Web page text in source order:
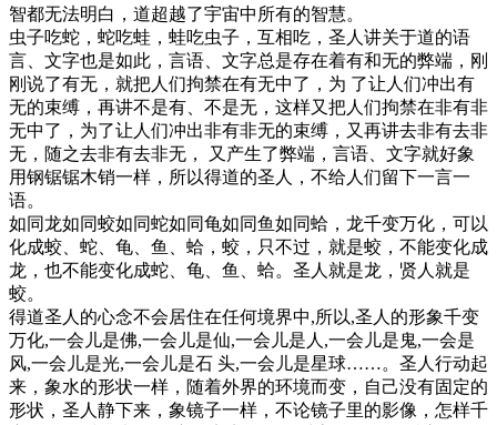
智都无法明白，道超越了宇宙中所有的智慧。
虫子吃蛇，蛇吃蛙，蛙吃虫子，互相吃，圣人讲关于道的语
言、文字也是如此，言语、文字总是存在着有和无的弊端，刚
刚说了有无，就把人们拘禁在有无中了，为 了让人们冲出有
无的束缚，再讲不是有、不是无，这样又把人们拘禁在非有非
无中了，为了让人们冲出非有非无的束缚，又再讲去非有去非
无，随之去非有去非无， 又产生了弊端，言语、文字就好象
用钢锯锯木销一样，所以得道的圣人，不给人们留下一言一
语。
如同龙如同蛟如同蛇如同龟如同鱼如同蛤，龙千变万化，可以
化成蛟、蛇、龟、鱼、蛤，蛟，只不过，就是蛟，不能变化成
龙，也不能变化成蛇、龟、鱼、蛤。圣人就是龙，贤人就是
蛟。
得道圣人的心念不会居住在任何境界中,所以,圣人的形象千变
万化,一会儿是佛,一会儿是仙,一会儿是人,一会儿是鬼,一会是
风,一会儿是光,一会儿是石 头,一会儿是星球……。圣人行动起
来，象水的形状一样，随着外界的环境而变，自己没有固定的
形状，圣人静下来，象镜子一样，不论镜子里的影像，怎样千